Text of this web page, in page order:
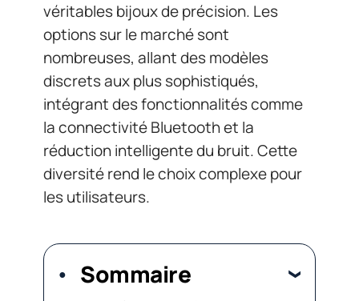
véritables bijoux de précision. Les
options sur le marché sont
nombreuses, allant des modèles
discrets aux plus sophistiqués,
intégrant des fonctionnalités comme
la connectivité Bluetooth et la
réduction intelligente du bruit. Cette
diversité rend le choix complexe pour
les utilisateurs.
Sommaire